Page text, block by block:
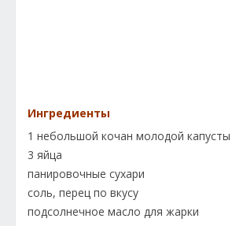
Ингредиенты
1 небольшой кочан молодой капусты
3 яйца
панировочные сухари
соль, перец по вкусу
подсолнечное масло для жарки